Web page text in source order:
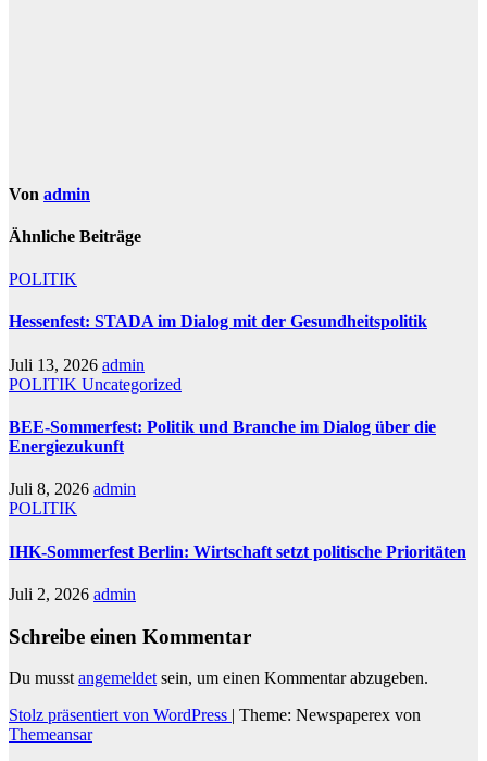
Von admin
Ähnliche Beiträge
POLITIK
Hessenfest: STADA im Dialog mit der Gesundheitspolitik
Juli 13, 2026 admin
POLITIK Uncategorized
BEE-Sommerfest: Politik und Branche im Dialog über die
Energiezukunft
Juli 8, 2026 admin
POLITIK
IHK-Sommerfest Berlin: Wirtschaft setzt politische Prioritäten
Juli 2, 2026 admin
Schreibe einen Kommentar
Du musst angemeldet sein, um einen Kommentar abzugeben.
Stolz präsentiert von WordPress | Theme: Newspaperex von
Themeansar